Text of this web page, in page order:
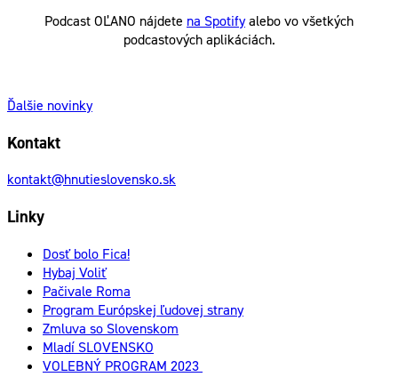
Podcast OĽANO nájdete na Spotifyalebo vo všetkých
podcastových aplikáciách.
Ďalšie novinky
Kontakt
kontakt@hnutieslovensko.sk
Linky
Dosť bolo Fica!
Hybaj Voliť
Pačivale Roma
Program Európskej ľudovej strany
Zmluva so Slovenskom
Mladí SLOVENSKO
VOLEBNÝ PROGRAM 2023